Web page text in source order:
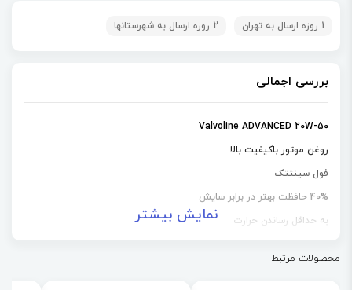
1 روزه ارسال به تهران 2 روزه ارسال به شهرستانها
بررسی اجمالی
Valvoline ADVANCED 20W-50
روغن موتور باکیفیت بالا
فول سینتتک
40% حافظت بهتر در برابر سایش
به حداقل رساندن حرارت
نمایش بیشتر
محصولات مرتبط